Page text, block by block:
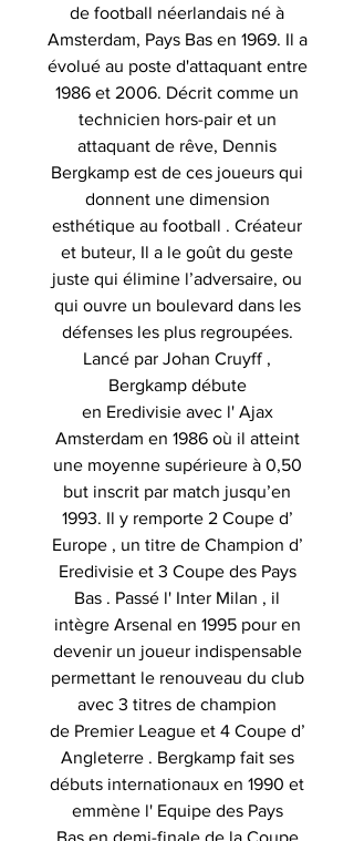
de football néerlandais né à
Amsterdam, Pays Bas en 1969. Il a
évolué au poste d'attaquant entre
1986 et 2006. Décrit comme un
technicien hors-pair et un
attaquant de rêve, Dennis
Bergkamp est de ces joueurs qui
donnent une dimension
esthétique au football . Créateur
et buteur, Il a le goût du geste
juste qui élimine l’adversaire, ou
qui ouvre un boulevard dans les
défenses les plus regroupées.
Lancé par Johan Cruyff ,
Bergkamp débute
en Eredivisie avec l' Ajax
Amsterdam en 1986 où il atteint
une moyenne supérieure à 0,50
but inscrit par match jusqu’en
1993. Il y remporte 2 Coupe d’
Europe , un titre de Champion d’
Eredivisie et 3 Coupe des Pays
Bas . Passé l' Inter Milan , il
intègre Arsenal en 1995 pour en
devenir un joueur indispensable
permettant le renouveau du club
avec 3 titres de champion
de Premier League et 4 Coupe d’
Angleterre . Bergkamp fait ses
débuts internationaux en 1990 et
emmène l' Equipe des Pays
Bas en demi-finale de la Coupe